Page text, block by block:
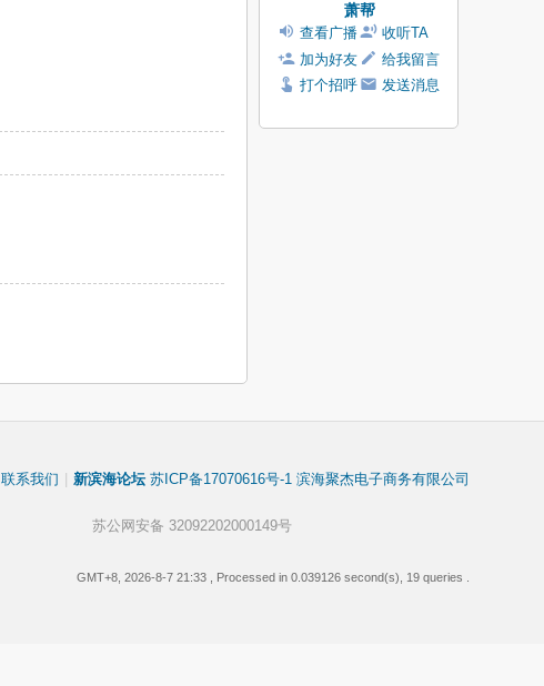
萧帮
查看广播
收听TA
加为好友
给我留言
打个招呼
发送消息
联系我们 新滨海论坛 苏ICP备17070616号-1 滨海聚杰电子商务有限公司
苏公网安备 32092202000149号
GMT+8, 2026-8-7 21:33 , Processed in 0.039126 second(s), 19 queries .